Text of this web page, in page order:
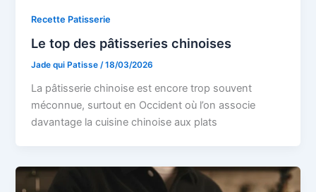
Recette Patisserie
Le top des pâtisseries chinoises
Jade qui Patisse/18/03/2026
La pâtisserie chinoise est encore trop souvent
méconnue, surtout en Occident où l’on associe
davantage la cuisine chinoise aux plats